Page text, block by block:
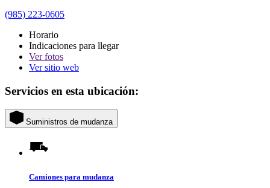
(985) 223-0605
Horario
Indicaciones para llegar
Verfotos
Ver sitio web
Servicios en esta ubicación:
Suministros de mudanza
Camiones para mudanza